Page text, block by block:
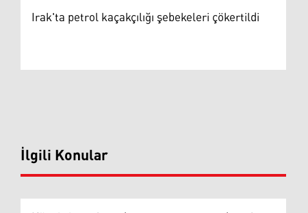
Irak'ta petrol kaçakçılığı şebekeleri çökertildi
İlgili Konular